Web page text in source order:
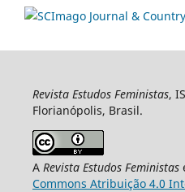
Revista Estudos Feministas,
Florianópolis, Brasil.
A Revista Estudos Feministas
Commons Atribuição 4.0